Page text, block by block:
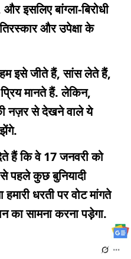
इसलिए बांग्ला-बिरोधी
और उपेक्षा के
इसे जीते हैं, सांस लेते हैं,
मानते हैं. लेकिन,
नज़र से देखने वाले ये
हैं कि वे 17 जनवरी को
से पहले कुछ बुनियादी
धरती पर वोट मांगते
सामना करना पड़ेगा.